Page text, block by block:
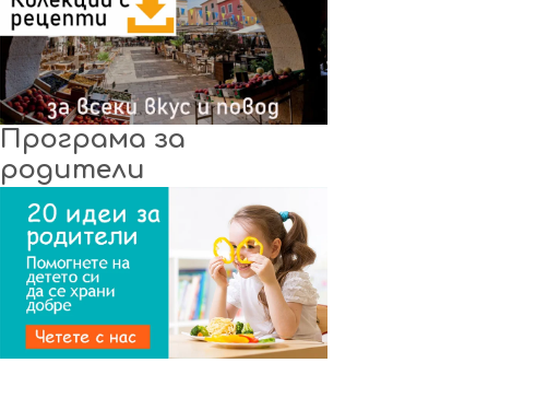
Програма за
родители